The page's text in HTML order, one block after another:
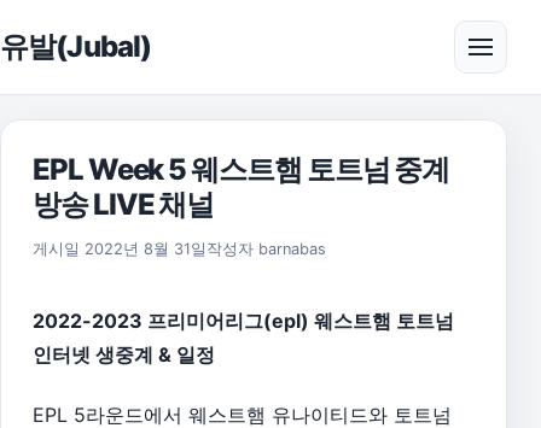
유발(Jubal) 메뉴
EPL Week 5 웨스트햄 토트넘 중계
방송 LIVE 채널
게시일 2022년 8월 31일 2026년 8월 1일
작성자 barnabas
2022-2023 프리미어리그(epl) 웨스트햄 토트넘
인터넷 생중계 & 일정
EPL 5라운드에서 웨스트햄 유나이티드와 토트넘